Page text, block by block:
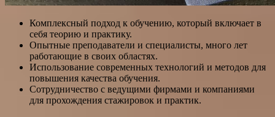
Комплексный подход к обучению, который включает в
себя теорию и практику.
Опытные преподаватели и специалисты, много лет
работающие в своих областях.
Использование современных технологий и методов для
повышения качества обучения.
Сотрудничество с ведущими фирмами и компаниями
для прохождения стажировок и практик.